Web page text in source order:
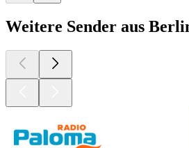
Weitere Sender aus